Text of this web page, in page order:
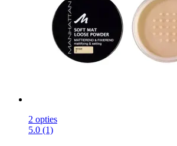
2 opties
5.0 (1)